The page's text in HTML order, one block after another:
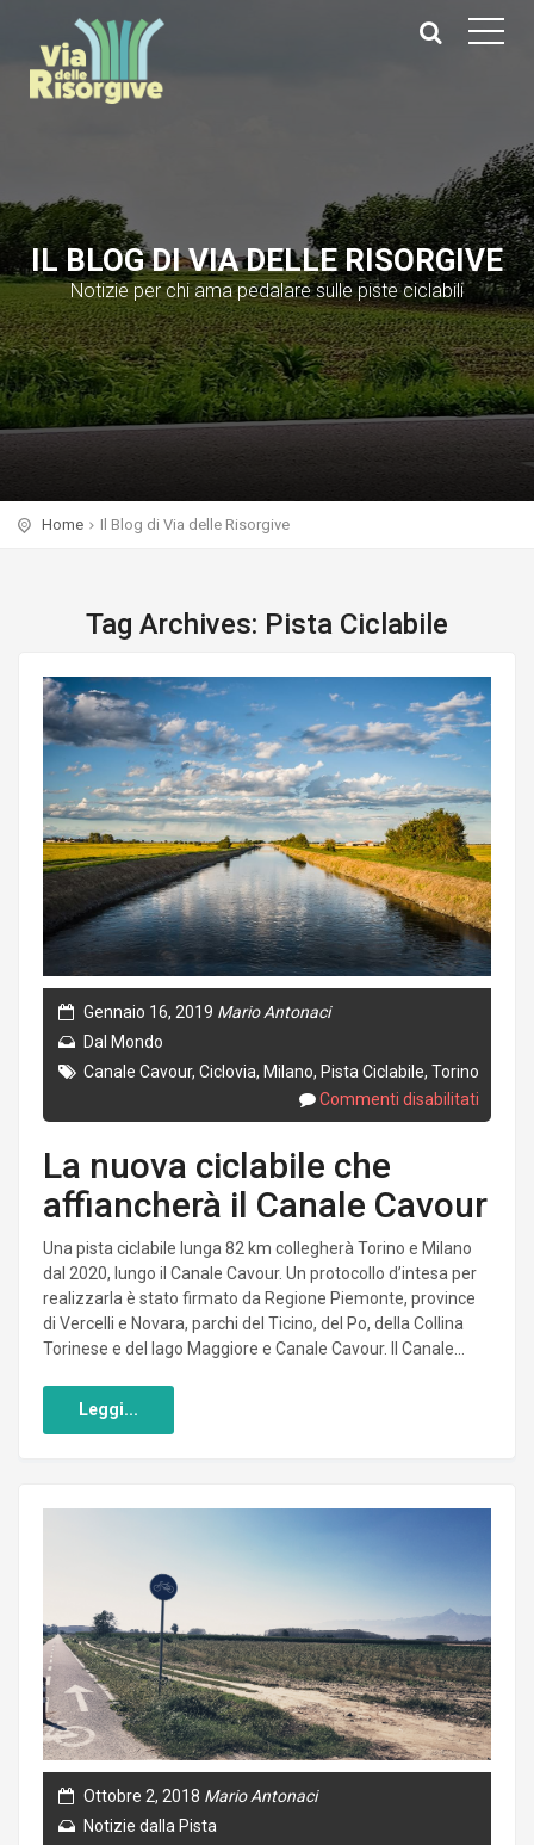
IL BLOG DI VIA DELLE RISORGIVE
Notizie per chi ama pedalare sulle piste ciclabili
Home Il Blog di Via delle Risorgive
Tag Archives: Pista Ciclabile
Gennaio 16, 2019 Mario Antonaci
Dal Mondo
Canale Cavour, Ciclovia, Milano, Pista Ciclabile, Torino
Commenti disabilitati
La nuova ciclabile che
affiancherà il Canale Cavour
Una pista ciclabile lunga 82 km collegherà Torino e Milano
dal 2020, lungo il Canale Cavour. Un protocollo d’intesa per
realizzarla è stato firmato da Regione Piemonte, province
di Vercelli e Novara, parchi del Ticino, del Po, della Collina
Torinese e del lago Maggiore e Canale Cavour. Il Canale...
Leggi...
Ottobre 2, 2018 Mario Antonaci
Notizie dalla Pista